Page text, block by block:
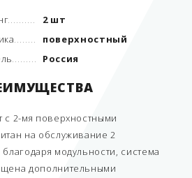
2 шт
поверхностный
Россия
с 2-мя поверхностными
на обслуживание 2
модульности, система
дополнительными